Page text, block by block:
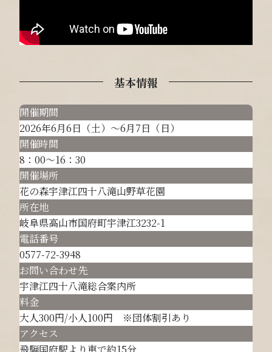
基本情報
開催期間
2026年6月6日（土）～6月7日（日）
開催時間
8：00～16：30
開催場所
花の森宇津江四十八滝山野草花園
所在地
岐阜県高山市国府町宇津江3232-1
電話番号
0577-72-3948
お問い合わせ先
宇津江四十八滝総合案内所
料金
大人300円/小人100円 ※団体割引あり
アクセス